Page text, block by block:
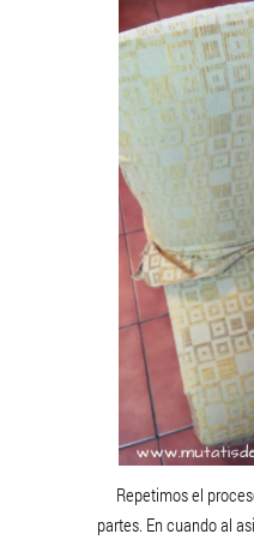
Repetimos el
partes. En cuando al